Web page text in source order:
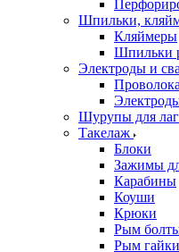
Шпильки,
Кляймеры
Шпильки
Электроды и
Шурупы для лаг
Такелаж
Блоки
Зажимы
Карабины
Коуши
Крюки
Рым
Рым гайки